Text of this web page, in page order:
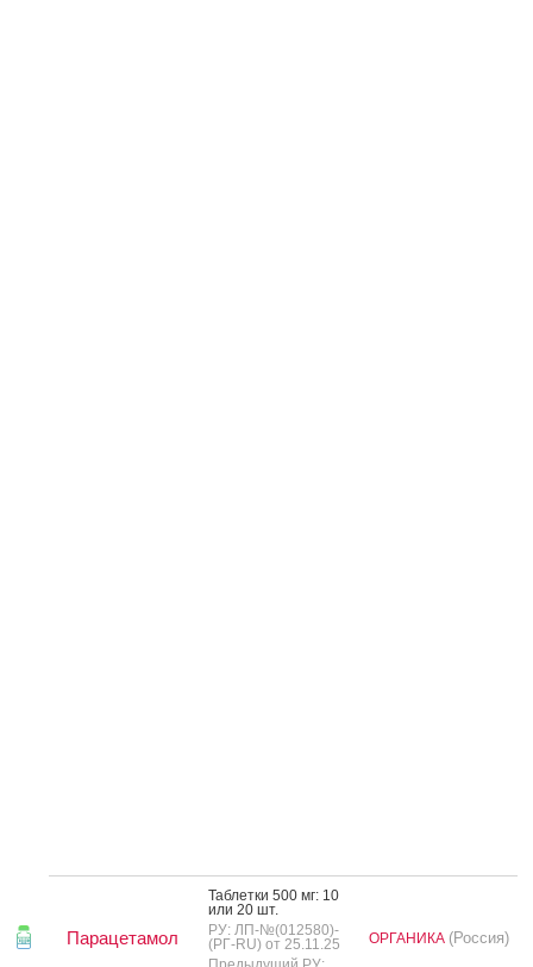
Парацетамол
Таб­летки 500 мг: 10
или 20 шт.
РУ: ЛП-№(012580)-
(РГ-RU) от 25.11.25
ОРГАНИКА (Россия)